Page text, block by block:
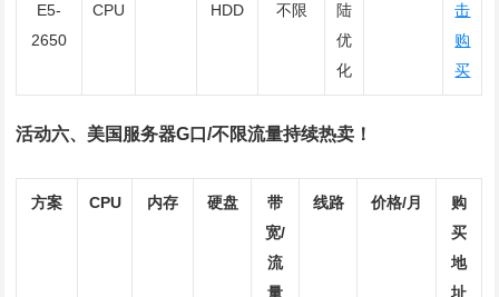
E5-
2650
CPU
HDD
不限
陆
优
化
击
购
买
活动六、美国服务器G口/不限流量持续热卖！
方案 CPU 内存 硬盘
带
宽/
流
量
线路 价格/月
购
买
地
址